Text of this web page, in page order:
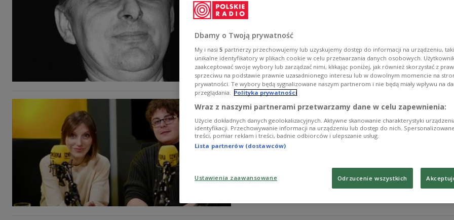
- Ten humor po wojnie nie został najlepiej zaliczony w
Wrocławiu został przez to wyrzucony - mówił w
twórcę Redakcji Humoru i Satyry Polskiego Radia.
Zobacz więcej na temat:Zenon Wiktorczyk Polskie Radio
Jakub Kukla
Czesław Majewski Dwójka KULTURA
"Słowo humoru" od Olgi Drendy. Z
Olga Drenda wzięła na swój warsztat polski humor. W
możemy cieszy się esejem o przeróżnych rodzajach
Zobacz więcej na temat:
Dbamy o Twoją prywatność
My i nasi 5 partnerzy przechowujemy lub uzyskujemy dostęp do informacji na urządzeniu,
unikalne identyfikatory w plikach cookie w celu przetwarzania danych osobowych.
zaakceptować swoje wybory lub zarządzać nimi, klikając poniżej, jak również skorzystać z
sprzeciwu na podstawie prawnie uzasadnionego interesu lub w dowolnym momencie na
prywatności. Te wybory będą sygnalizowane naszym partnerom i nie będą miały wpływu na
przeglądania. Polityka prywatności
Wraz z naszymi partnerami przetwarzamy dane w celu zapewnienia:
Użycie dokładnych danych geolokalizacyjnych. Aktywne skanowanie charakterystyki
identyfikacji. Przechowywanie informacji na urządzeniu lub dostęp do nich.
treści, pomiar reklam i treści, badnie odbiorców i ulepszanie usług.
Lista partnerów (dostawców)
Ustawienia zaawansowane Odrzucenie wszystkich